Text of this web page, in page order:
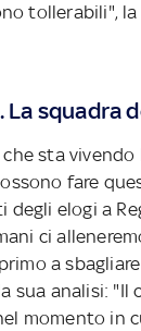
tollerabili", la
La squadra
sta vivendo
fare
elogi a
ci
a
sua analisi: "Il
momento in